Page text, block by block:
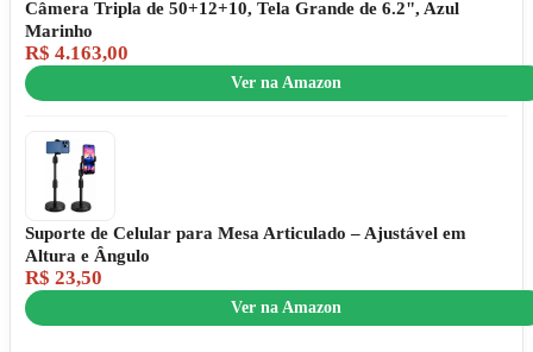
Câmera Tripla de 50+12+10, Tela Grande de 6.2", Azul
Marinho
R$ 4.163,00
Ver na Amazon
Suporte de Celular para Mesa Articulado – Ajustável em
Altura e Ângulo
R$ 23,50
Ver na Amazon